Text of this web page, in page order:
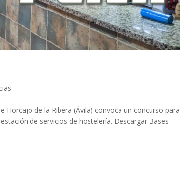
Horcajo de la Ribera (Ávila) convoca un concurso para
de servicios de hostelería. Descargar Bases